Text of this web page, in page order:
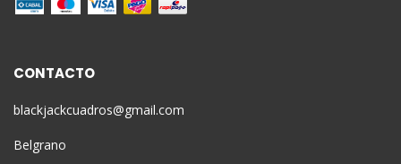
CONTACTO
blackjackcuadros@gmail.com
Belgrano